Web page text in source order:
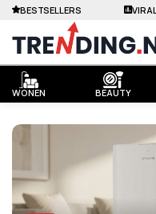
WONEN BEAUTY
BESTSELLERS